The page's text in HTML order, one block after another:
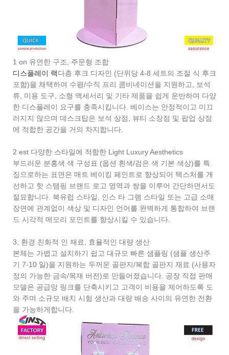
1 on 유연한 구조, 주문형 조합
디스플레이 랙다층 후크 디자인 (단위당 4-8 세트의 조절 식 후크
포함)을 채택하여 수평/수직 프리 콤비네이션을 지원하고, 보석
류, 미용 도구, 소형 액세서리 및 기타 제품을 쉽게 운반하며 다양
한 디스플레이 요구를 충족시킵니다. 베이스는 안정적이고 미끄
러지지 않으며 데스크탑은 보석 상점, 뷰티 소장점 및 팝업 상점
에 적합한 공간을 거의 차지합니다.
2 est 다양한 스타일에 적합한 Light Luxury Aesthetics
부드러운 분홍색 색 구성표 (옵션 흰색/검은 색 기본 색상)를 특
징으로하는 표면은 매트 베이킹 페인트로 향상되어 텍스처를 개
선하고 핫 스탬핑 브랜드 로고 영역과 쌍을 이루어 간단하면서도
절묘합니다. 북유럽 스타일, 인스 타 그램 스타일 또는 고급 소매
장면에 관계없이 색상 및 디자인 언어를 완벽하게 통합하여 브랜
드 시각적 메모리 포인트를 향상시킬 수 있습니다.
3, 환경 친화적 인 재료, 효율적인 대량 생산
본체는 가볍고 설치하기 쉽고 대규모 빠른 샘플링 (샘플 생산주
기 7-10 일)을 지원하는 두꺼운 골판지/복합 골판지 재료 (사용자
정의 가능한 금속/목재 버전)로 만들어졌습니다. 공장 직접 판매
모델은 공급망 링크를 단축시키고 고객이 비용을 제어하도록 도
와 주며 소규모 배치 시험 생산과 대량 배송 사이의 유연한 전환
을 가능하게합니다.